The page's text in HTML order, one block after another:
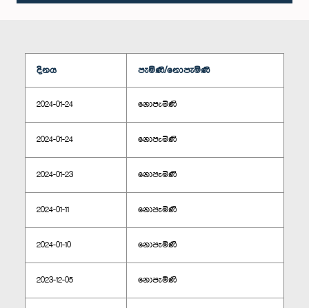
දිනය පැමිණි/නොපැමිණි
2024-01-24 නොපැමිණි
2024-01-24 නොපැමිණි
2024-01-23 නොපැමිණි
2024-01-11 නොපැමිණි
2024-01-10 නොපැමිණි
2023-12-05 නොපැමිණි